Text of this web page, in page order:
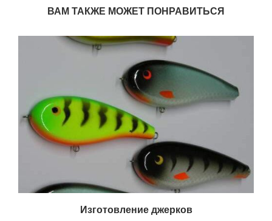
ВАМ ТАКЖЕ МОЖЕТ ПОНРАВИТЬСЯ
Изготовление джерков